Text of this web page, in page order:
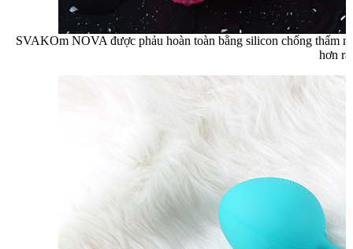
SVAKOm NOVA được phảu hoàn toàn bằng silicon chống thấm
hơn